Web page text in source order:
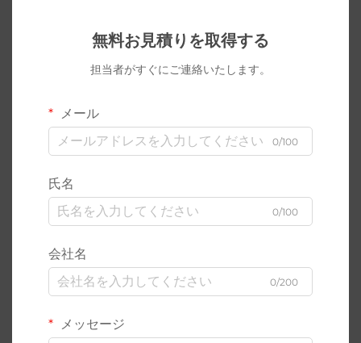
無料お見積りを取得する
担当者がすぐにご連絡いたします。
メール
0/100
氏名
0/100
会社名
0/200
メッセージ